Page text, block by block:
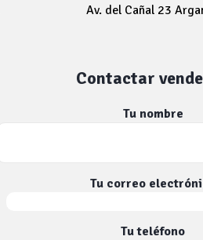
Av. del Cañal 23
Contactar
Tu nombre
Tu correo
Tu teléfono